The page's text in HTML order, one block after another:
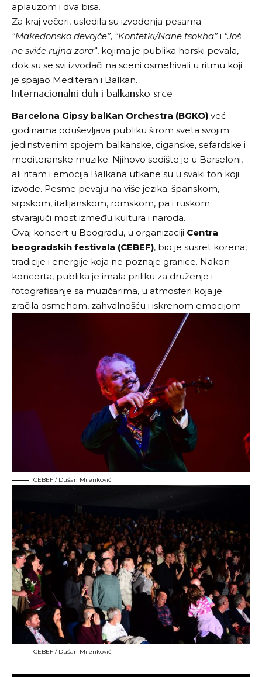
aplauzom i dva bisa.
Za kraj večeri, usledila su izvođenja pesama
“Makedonsko devojče”, “Konfetki/Nane tsokha”i “Još
ne sviće rujna zora”, kojima je publika horski pevala,
dok su se svi izvođači na sceni osmehivali u ritmu koji
je spajao Mediteran i Balkan.
Internacionalni duh i balkansko srce
Barcelona Gipsy balKan Orchestra (BGKO) već
godinama oduševljava publiku širom sveta svojim
jedinstvenim spojem balkanske, ciganske, sefardske i
mediteranske muzike. Njihovo sedište je u Barseloni,
ali ritam i emocija Balkana utkane su u svaki ton koji
izvode. Pesme pevaju na više jezika: španskom,
srpskom, italijanskom, romskom, pa i ruskom
stvarajući most između kultura i naroda.
Ovaj koncert u Beogradu, u organizaciji Centra
beogradskih festivala (CEBEF), bio je susret korena,
tradicije i energije koja ne poznaje granice. Nakon
koncerta, publika je imala priliku za druženje i
fotografisanje sa muzičarima, u atmosferi koja je
zračila osmehom, zahvalnošću i iskrenom emocijom.
CEBEF / Dušan Milenković
CEBEF / Dušan Milenković